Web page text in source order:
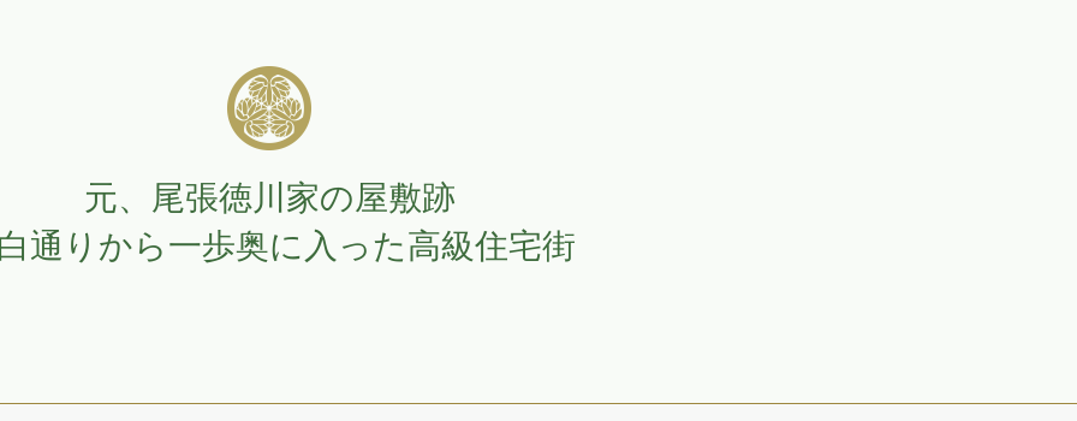
元、尾張徳川家の屋敷跡
通りから一歩奥に入った高級住宅街